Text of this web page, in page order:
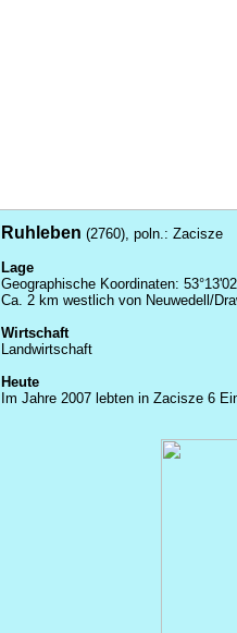
Ruhleben (2760), poln.: Zacisze
Lage
Geographische Koordinaten:
Ca. 2 km westlich von Neuwedell/
Wirtschaft
Landwirtschaft
Heute
Im Jahre 2007 lebten in Zacisze6